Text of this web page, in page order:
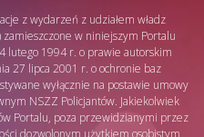
z wydarzeń z udziałem władz
w niniejszym Portalu
lutego 1994 r. o prawie autorskim
27 lipca 2001 r. o ochronie baz
wyłącznie na postawie umowy
NSZZ Policjantów. Jakiekolwiek
Portalu, poza przewidzianymi przez